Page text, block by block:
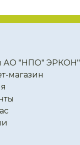
АО "НПО" ЭРКОН"
магазин